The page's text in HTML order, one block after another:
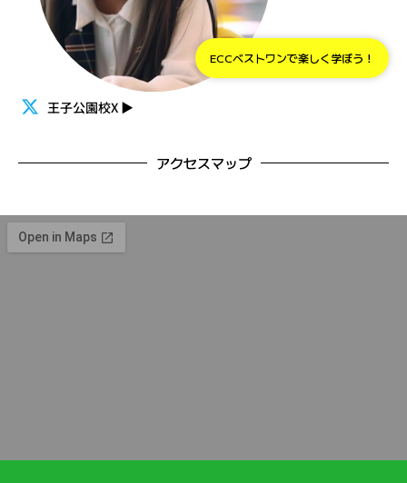
王子公園校X ▶
ECCベストワンで楽しく学ぼう！
アクセスマップ